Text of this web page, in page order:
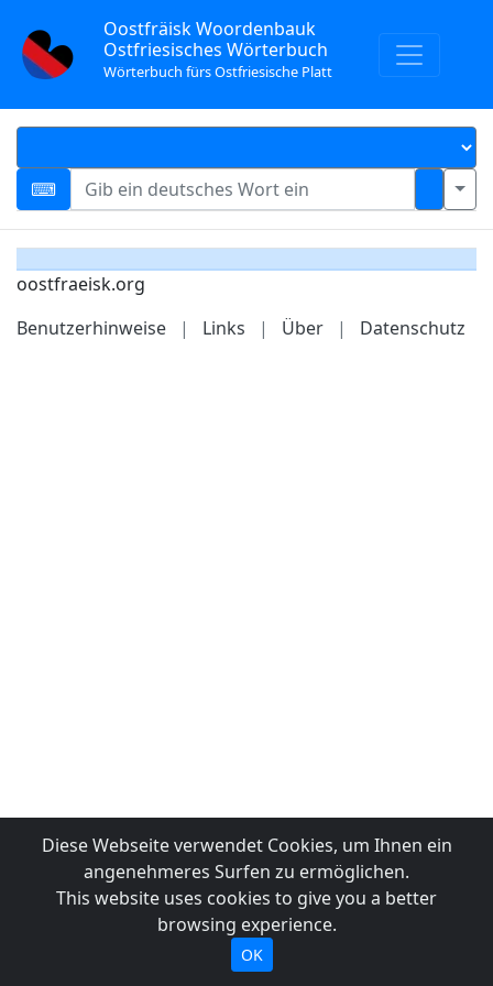
Oostfräisk Woordenbauk
Ostfriesisches Wörterbuch
Wörterbuch fürs Ostfriesische Platt
oostfraeisk.org
Benutzerhinweise
| Links | Über | Datenschutz
Diese Webseite verwendet Cookies, um Ihnen ein
angenehmeres Surfen zu ermöglichen.
This website uses cookies to give you a better
browsing experience.
OK